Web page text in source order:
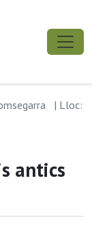
| Lloc:
antics